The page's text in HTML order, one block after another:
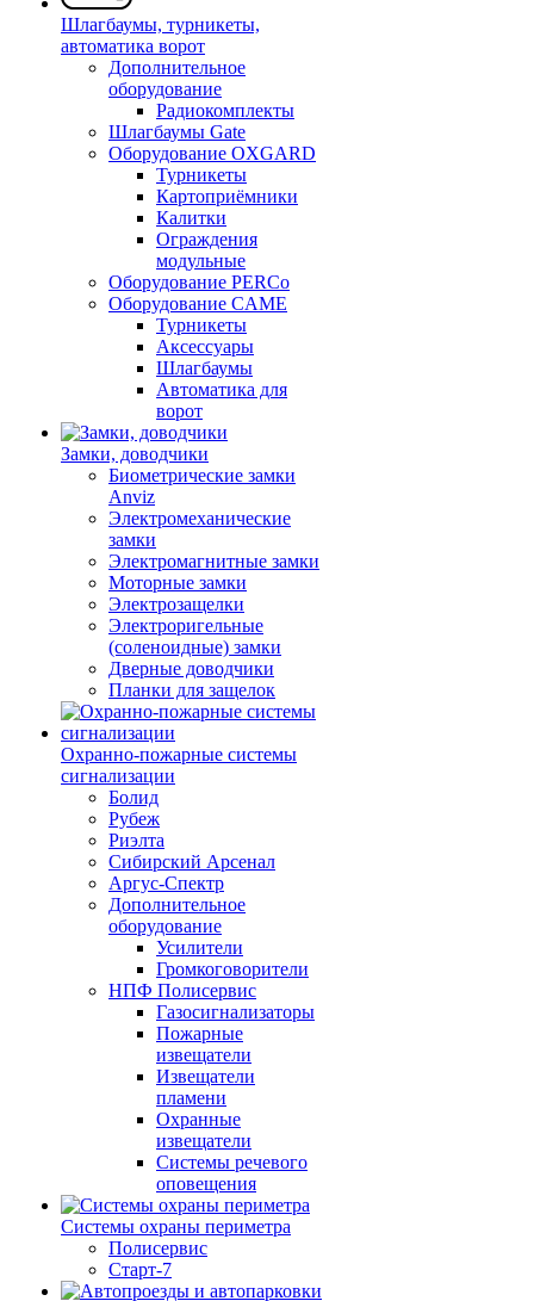
Шлагбаумы, турникеты,
автоматика ворот
Дополнительное
оборудование
Радиокомплекты
Шлагбаумы Gate
Оборудование OXGARD
Турникеты
Картоприёмники
Калитки
Ограждения
модульные
Оборудование PERCo
Оборудование CAME
Турникеты
Аксессуары
Шлагбаумы
Автоматика для
ворот
Замки, доводчики
Биометрические замки
Anviz
Электромеханические
замки
Электромагнитные замки
Моторные замки
Электрозащелки
Электроригельные
(cоленоидные) замки
Дверные доводчики
Планки для защелок
Охранно-пожарные системы
сигнализации
Болид
Рубеж
Риэлта
Сибирский Арсенал
Аргус-Спектр
Дополнительное
оборудование
Усилители
Громкоговорители
НПФ Полисервис
Газосигнализаторы
Пожарные
извещатели
Извещатели
пламени
Охранные
извещатели
Системы речевого
оповещения
Системы охраны периметра
Полисервис
Старт-7